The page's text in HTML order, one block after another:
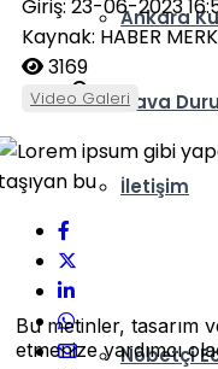
Ankara
Hava
İletişim
Nöbetçi
Giriş: 23-06-2023
Kaynak: HABER
3169
Video Galeri
Bu metinler, tasarım
etmenize yardımcı